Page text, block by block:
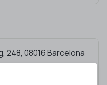
248, 08016 Barcelona